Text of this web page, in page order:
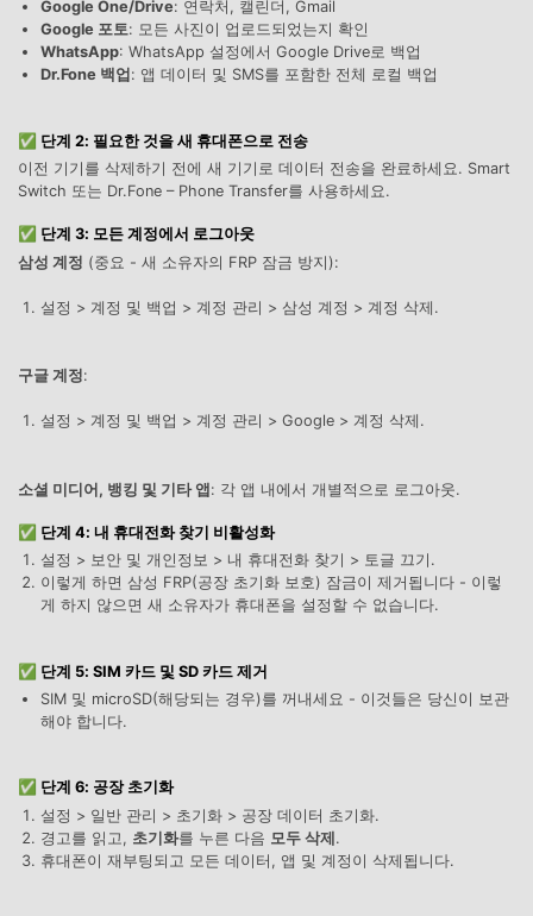
3,000개 이상의 사용 가이드, 전문가 팁 및 최
신 모바일 소식을 확인하세요.
고객 지원
검색하기
Google One/Drive: 연락처, 캘린더, Gmail
Google 포토: 모든 사진이 업로드되었는지 확인
WhatsApp: WhatsApp 설정에서 Google Drive로 백업
Dr.Fone 백업 : 앱 데이터 및 SMS를 포함한 전체 로컬 백업
✅ 단계 2: 필요한 것을 새 휴대폰으로 전송
이전 기기를 삭제하기 전에 새 기기로 데이터 전송을 완료하세요. Smart
Switch 또는 Dr.Fone – Phone Transfer를 사용하세요.
✅ 단계 3: 모든 계정에서 로그아웃
삼성 계정 (중요 - 새 소유자의 FRP 잠금 방지):
설정 > 계정 및 백업 > 계정 관리 > 삼성 계정 > 계정 삭제.
구글 계정:
설정 > 계정 및 백업 > 계정 관리 > Google > 계정 삭제.
소셜 미디어, 뱅킹 및 기타 앱: 각 앱 내에서 개별적으로 로그아웃.
✅ 단계 4: 내 휴대전화 찾기 비활성화
설정 > 보안 및 개인정보 > 내 휴대전화 찾기 > 토글 끄기.
이렇게 하면 삼성 FRP(공장 초기화 보호) 잠금이 제거됩니다 - 이렇
게 하지 않으면 새 소유자가 휴대폰을 설정할 수 없습니다.
✅ 단계 5: SIM 카드 및 SD 카드 제거
SIM 및 microSD(해당되는 경우)를 꺼내세요 - 이것들은 당신이 보관
해야 합니다.
✅ 단계 6: 공장 초기화
설정 > 일반 관리 > 초기화 > 공장 데이터 초기화.
경고를 읽고, 초기화를 누른 다음 모두 삭제 .
휴대폰이 재부팅되고 모든 데이터, 앱 및 계정이 삭제됩니다.